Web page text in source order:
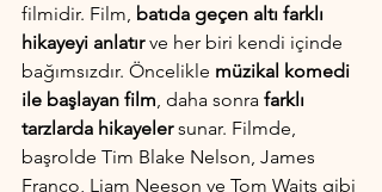
filmidir. Film, batıda geçen altı farklı
hikayeyi anlatır ve her biri kendi içinde
bağımsızdır. Öncelikle müzikal komedi
ile başlayan film , daha sonra farklı
tarzlarda hikayeler sunar. Filmde,
başrolde Tim Blake Nelson, James
Franco, Liam Neeson ve Tom Waits gibi